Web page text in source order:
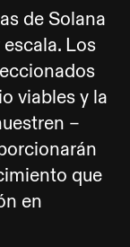
de Solana
Los
viables y la
–
que
en